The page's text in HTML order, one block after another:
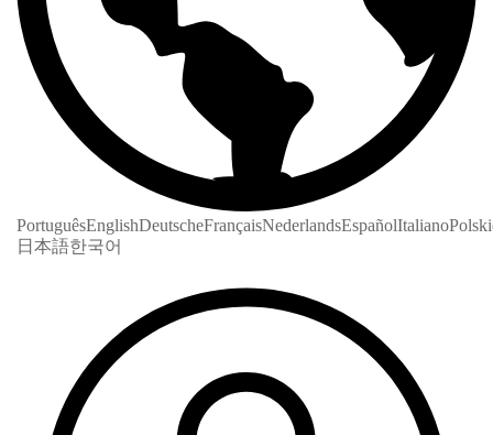
PortuguêsEnglishDeutscheFrançaisNederlandsEspañolItaliano
日本語한국어